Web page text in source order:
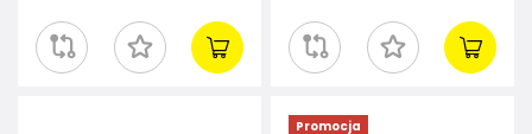
Promocja